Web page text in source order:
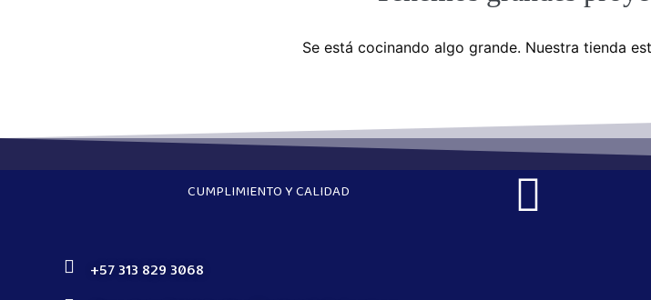
Se está cocinando algo grande. Nuestra tienda
CUMPLIMIENTO Y CALIDAD
+57 313 829 3068